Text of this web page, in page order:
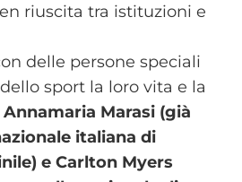
riuscita tra istituzioni e
delle persone speciali
sport la loro vita e la
Annamaria Marasi (già
italiana di
e Carlton Myers